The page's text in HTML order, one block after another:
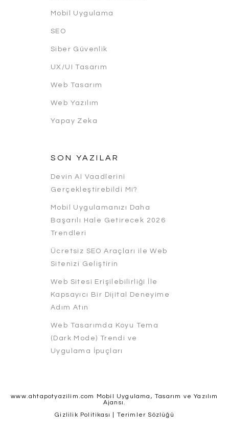
Mobil Uygulama
SEO
Siber Güvenlik
UX/UI Tasarım
Web Tasarım
Web Yazılım
Yapay Zeka
SON YAZILAR
Devin AI Vaadlerini
Gerçekleştirebildi Mi?
Mobil Uygulamanızı Daha
Başarılı Hale Getirecek 2026
Trendleri
Ücretsiz SEO Araçları ile Web
Sitenizi Geliştirin
Web Sitesi Erişilebilirliği İle
Kapsayıcı Bir Dijital Deneyime
Adım Atın
Web Tasarımda Koyu Tema
(Dark Mode) Trendi ve
Uygulama İpuçları
www.ahtapotyazilim.com Mobil Uygulama, Tasarım ve Yazılım
Ajansı.
Gizlilik Politikası
Terimler Sözlüğü